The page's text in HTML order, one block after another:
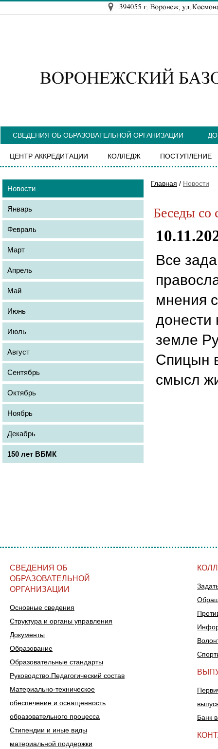
СВЕДЕНИЯ ОБ ОБРАЗОВАТЕЛЬНОЙ ОРГАНИЗАЦИИ
ЦЕНТР АККРЕДИТАЦИИ КОЛЛЕДЖ ПОСТУПЛЕНИЕ
Новости
Январь
Февраль
Март
Апрель
Май
Июнь
Июль
Август
Сентябрь
Октябрь
Ноябрь
Декабрь
150 лет ВБМК
Главная / Новости
Беседы со
Все
мнения
донести
земле
Спицын
смысл
СВЕДЕНИЯ ОБ
ОБРАЗОВАТЕЛЬНОЙ
ОРГАНИЗАЦИИ
Основные сведения
Структура и органы управления
Документы
Образование
Образовательные стандарты
Руководство.Педагогический состав
Материально-техническое
обеспечение и оснащенность
образовательного процесса
Стипендии и иные виды
материальной поддержки
Банк